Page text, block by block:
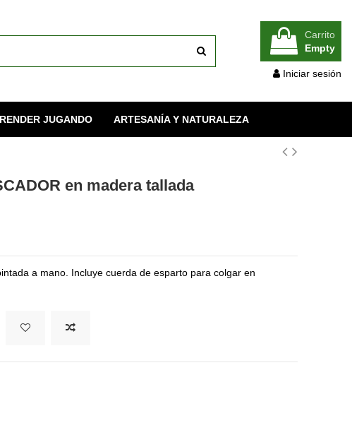
Carrito
Empty
Iniciar sesión
JUGANDO ARTESANÍA Y NATURALEZA
en madera tallada
a mano. Incluye cuerda de esparto para colgar en